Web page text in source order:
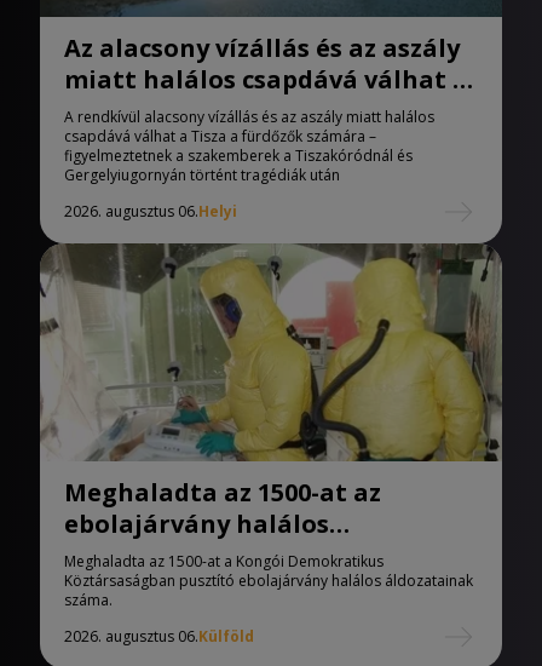
Az alacsony vízállás és az aszály
miatt halálos csapdává válhat a
Tisza
A rendkívül alacsony vízállás és az aszály miatt halálos
csapdává válhat a Tisza a fürdőzők számára –
figyelmeztetnek a szakemberek a Tiszakóródnál és
Gergelyiugornyán történt tragédiák után
2026. augusztus 06.Helyi
Meghaladta az 1500-at az
ebolajárvány halálos
áldozatainak száma
Meghaladta az 1500-at a Kongói Demokratikus
Köztársaságban pusztító ebolajárvány halálos áldozatainak
száma.
2026. augusztus 06.Külföld